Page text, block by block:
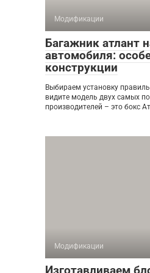
Модификации
Багажник атлант
автомобиля:
конструкции
Выбираем установку
видите модель двух самых
производителей – это бокс
Модификации